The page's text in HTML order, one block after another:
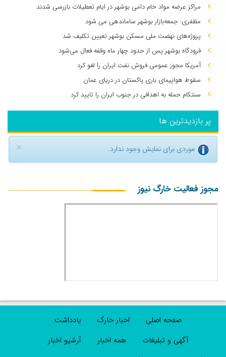
مراکز عرضه مواد خام دامی بوشهر در ایام تعطیلات بازرسی شدند
مظفری: جمعه‌بازار بوشهر ساماندهی می‌ شود
پروژه‌های نهضت ملی مسکن بوشهر تعیین تکلیف شد
فرودگاه بوشهر پس از حدود چهار ماه وقفه فعال می‌شود
آمریکا مجوز عمومی فروش نفت ایران را لغو کرد
سقوط هواپیمای باری پاکستان در دریای عمان
سنتکام حمله به اهدافی در جنوب ایران را تایید کرد
پر بازدیدترین ها
× موردی برای نمایش وجود ندارد.
مجوز فعالیت خارگ نیوز
صفحه اصلی اخبار خارگ
یادداشت
آگهی و تبلیغات
همه اخبار
آرشیو اخبار